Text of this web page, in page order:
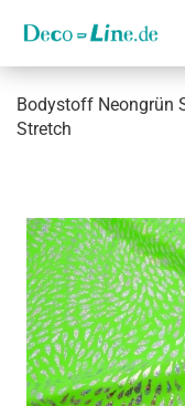
Bo­dy­stoff Ne­on­grün
Stretch